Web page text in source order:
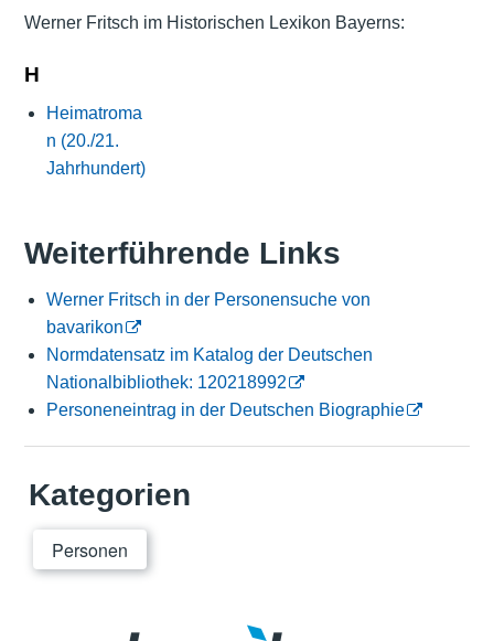
Werner Fritsch im Historischen Lexikon Bayerns:
H
Heimatroma
n (20./21.
Jahrhundert)
Weiterführende Links
Werner Fritsch in der Personensuche von
bavarikon
Normdatensatz im Katalog der Deutschen
Nationalbibliothek: 120218992
Personeneintrag in der Deutschen Biographie
Kategorien
Personen